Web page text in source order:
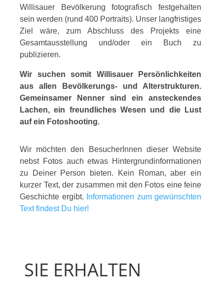
Willisauer Bevölkerung fotografisch festgehalten
sein werden (rund 400 Portraits). Unser langfristiges
Ziel wäre, zum Abschluss des Projekts eine
Gesamtausstellung und/oder ein Buch zu
publizieren.
Wir suchen somit Willisauer Persönlichkeiten
aus allen Bevölkerungs- und Alterstrukturen.
Gemeinsamer Nenner sind ein ansteckendes
Lachen, ein freundliches Wesen und die Lust
auf ein Fotoshooting.
Wir möchten den BesucherInnen dieser Website
nebst Fotos auch etwas Hintergrundinformationen
zu Deiner Person bieten. Kein Roman, aber ein
kurzer Text, der zusammen mit den Fotos eine feine
Geschichte ergibt.
Informationen zum gewünschten
Text findest Du hier!
SIE ERHALTEN